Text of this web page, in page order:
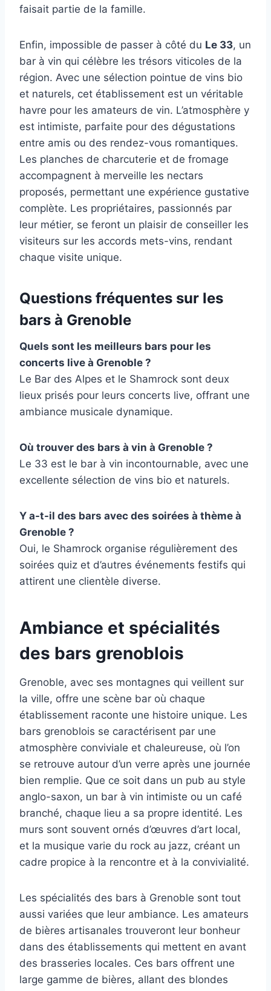
faisait partie de la famille.
Enfin, impossible de passer à côté du Le 33, un
bar à vin qui célèbre les trésors viticoles de la
région. Avec une sélection pointue de vins bio
et naturels, cet établissement est un véritable
havre pour les amateurs de vin. L’atmosphère y
est intimiste, parfaite pour des dégustations
entre amis ou des rendez-vous romantiques.
Les planches de charcuterie et de fromage
accompagnent à merveille les nectars
proposés, permettant une expérience gustative
complète. Les propriétaires, passionnés par
leur métier, se feront un plaisir de conseiller les
visiteurs sur les accords mets-vins, rendant
chaque visite unique.
Questions fréquentes sur les
bars à Grenoble
Quels sont les meilleurs bars pour les
concerts live à Grenoble ?
Le Bar des Alpes et le Shamrock sont deux
lieux prisés pour leurs concerts live, offrant une
ambiance musicale dynamique.
Où trouver des bars à vin à Grenoble ?
Le 33 est le bar à vin incontournable, avec une
excellente sélection de vins bio et naturels.
Y a-t-il des bars avec des soirées à thème à
Grenoble ?
Oui, le Shamrock organise régulièrement des
soirées quiz et d’autres événements festifs qui
attirent une clientèle diverse.
Ambiance et spécialités
des bars grenoblois
Grenoble, avec ses montagnes qui veillent sur
la ville, offre une scène bar où chaque
établissement raconte une histoire unique. Les
bars grenoblois se caractérisent par une
atmosphère conviviale et chaleureuse, où l’on
se retrouve autour d’un verre après une journée
bien remplie. Que ce soit dans un pub au style
anglo-saxon, un bar à vin intimiste ou un café
branché, chaque lieu a sa propre identité. Les
murs sont souvent ornés d’œuvres d’art local,
et la musique varie du rock au jazz, créant un
cadre propice à la rencontre et à la convivialité.
Les spécialités des bars à Grenoble sont tout
aussi variées que leur ambiance. Les amateurs
de bières artisanales trouveront leur bonheur
dans des établissements qui mettent en avant
des brasseries locales. Ces bars offrent une
large gamme de bières, allant des blondes